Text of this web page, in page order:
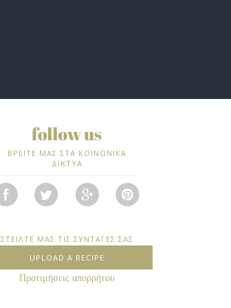
ΒΡΕΙΤΕ ΜΑΣ ΣΤΑ ΚΟΙΝΩΝΙΚΑ
ΔΙΚΤΥΑ
ΣΤΕΙΛΤΕ ΜΑΣ ΤΙΣ ΣΥΝΤΑΓΕΣ ΣΑΣ
UPLOAD A RECIPE
Προτιμήσεις απορρήτου